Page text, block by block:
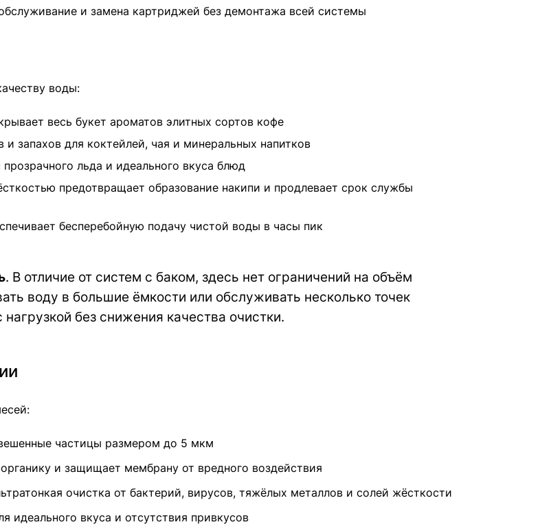
и замена картриджей без демонтажа всей системы
воды:
весь букет ароматов элитных сортов кофе
запахов для коктейлей, чая и минеральных напитков
льда и идеального вкуса блюд
предотвращает образование накипи и продлевает срок службы
бесперебойную подачу чистой воды в часы пик
. В отличие от систем с баком, здесь нет ограничений на объём
воду в большие ёмкости или обслуживать несколько точек
без снижения качества очистки.
частицы размером до 5 мкм
и защищает мембрану от вредного воздействия
очистка от бактерий, вирусов, тяжёлых металлов и солей жёсткости
идеального вкуса и отсутствия привкусов